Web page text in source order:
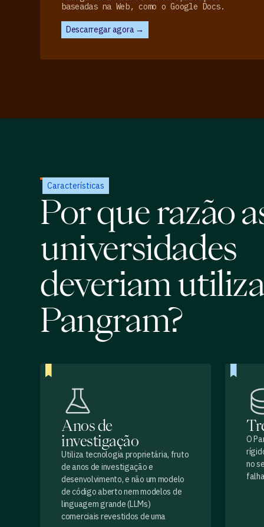
baseadas na Web, como o Google Docs.
Descarregar agora →
Características
Por que razão
universidades
deveriam
Pangram?
Anos de
investigação
Utiliza tecnologia proprietária, fruto
de anos de investigação e
desenvolvimento, e não um modelo
de código aberto nem modelos de
linguagem grande (LLMs)
comerciais revestidos de uma
O
no